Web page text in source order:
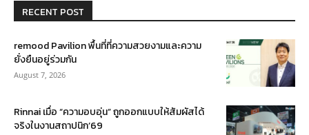
RECENT POST
remood Pavilion พื้นที่ที่ความสวยงามและความ
ยั่งยืนอยู่ร่วมกัน
August 7, 2026
Rinnai เมื่อ “ความอบอุ่น” ถูกออกแบบให้สัมผัสได้
จริงในงานสถาปนิก’69